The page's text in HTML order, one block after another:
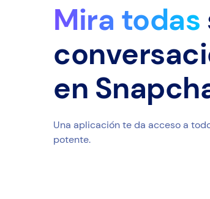
Mira todas
en
Una aplicación te da acceso a
potente.